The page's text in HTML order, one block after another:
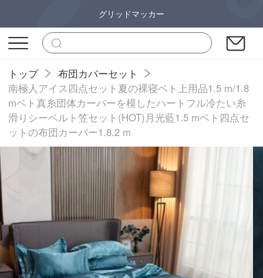
グリッドマッカー
トップ
布団カバーセット
南極人アイス四点セット夏の裸寝ベト上用品1.5 m/1.8
mベト真糸団体カーバーを模したハートフル冷たい糸
滑りシーベルト笠セット(HOT)月光藍1.5 mベト四点セ
ットの布団カーバー1.8.2 m